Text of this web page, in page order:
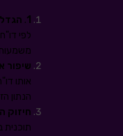
1
.
שיפור
אותו
הנתון
חיזוק
תוכנית